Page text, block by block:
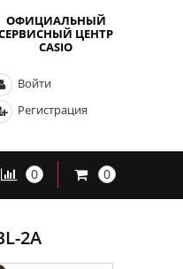
ОФИЦИАЛЬНЫЙ
ЦЕНТР
CASIO
Войти
Регистрация
0 0
2A